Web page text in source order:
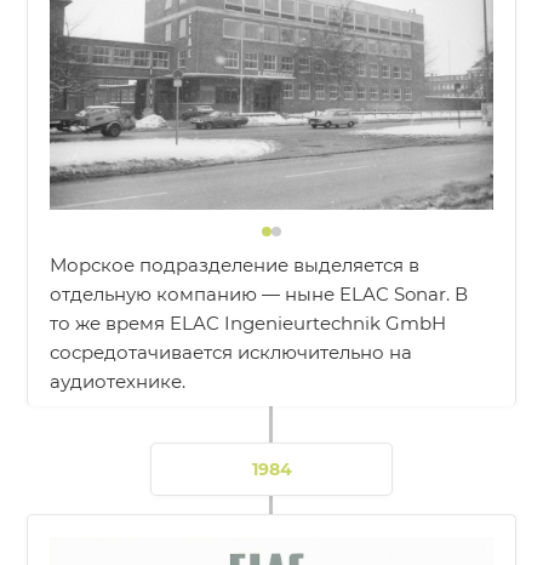
Морское подразделение выделяется в
отдельную компанию — ныне ELAC Sonar. В
то же время ELAC Ingenieurtechnik GmbH
сосредотачивается исключительно на
аудиотехнике.
1984